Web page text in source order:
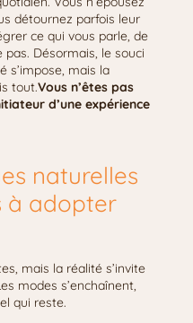
détournez parfois leur
ce qui vous parle, de
Désormais, le souci
s’impose, mais la
tout.Vous n’êtes pas
d’une expérience
naturelles
à adopter
mais la réalité s’invite
modes s’enchaînent,
qui reste.